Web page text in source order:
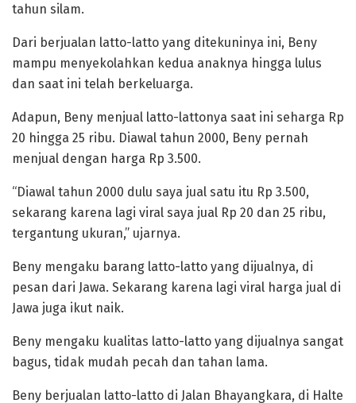
tahun silam.
Dari berjualan latto-latto yang ditekuninya ini, Beny
mampu menyekolahkan kedua anaknya hingga lulus
dan saat ini telah berkeluarga.
Adapun, Beny menjual latto-lattonya saat ini seharga Rp
20 hingga 25 ribu. Diawal tahun 2000, Beny pernah
menjual dengan harga Rp 3.500.
“Diawal tahun 2000 dulu saya jual satu itu Rp 3.500,
sekarang karena lagi viral saya jual Rp 20 dan 25 ribu,
tergantung ukuran,” ujarnya.
Beny mengaku barang latto-latto yang dijualnya, di
pesan dari Jawa. Sekarang karena lagi viral harga jual di
Jawa juga ikut naik.
Beny mengaku kualitas latto-latto yang dijualnya sangat
bagus, tidak mudah pecah dan tahan lama.
Beny berjualan latto-latto di Jalan Bhayangkara, di Halte